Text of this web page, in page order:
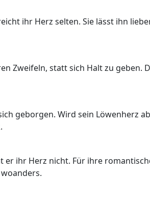
ihr Herz selten. Sie lässt ihn
Zweifeln, statt sich Halt zu geben.
geborgen. Wird sein Löwenherz
ihr Herz nicht. Für ihre